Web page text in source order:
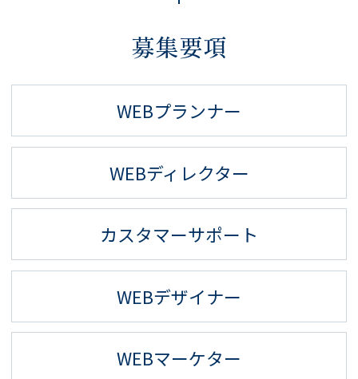
募集要項
WEBプランナー
WEBディレクター
カスタマーサポート
WEBデザイナー
WEBマーケター